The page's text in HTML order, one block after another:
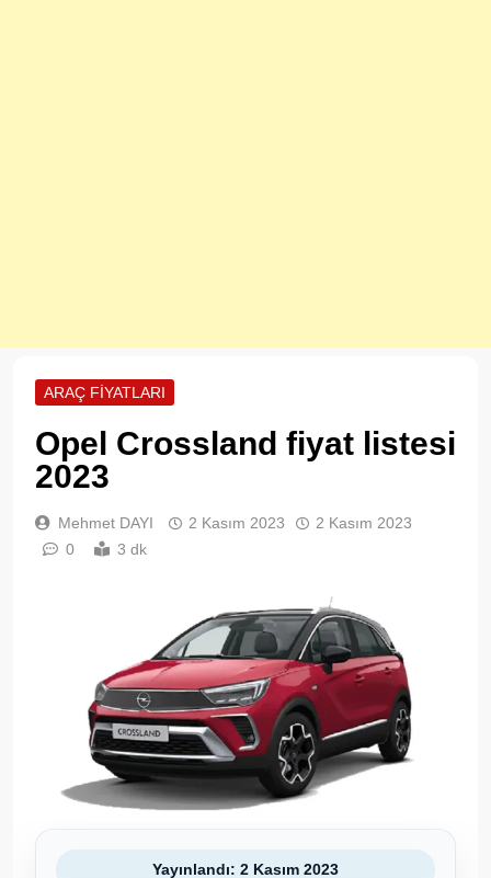
ARAÇ FIYATLARI
Opel Crossland fiyat listesi
2023
Mehmet DAYI 2 Kasım 2023
2 Kasım 2023
0
3 dk
Yayınlandı: 2 Kasım 2023